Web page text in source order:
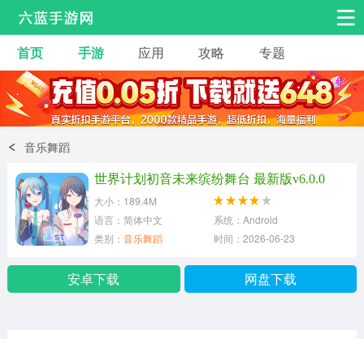
安卓手游 手游工具
热门手游 角色扮演 益智休闲
动作射击
冒险解谜
体育竞技
首页 手游 应用 攻略 专题
音乐舞蹈
世界计划初音未来缤纷舞台 最新版v6.0.0
大小：189.4M
语言：简体中文
系统：Android
类别： 音乐舞蹈 时间：2026-06-23
安卓下载 网盘下载